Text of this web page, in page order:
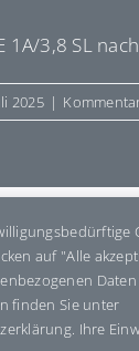
3,8 SL
2025 |
Your
auf "Alle
finden Sie unter
Ihre